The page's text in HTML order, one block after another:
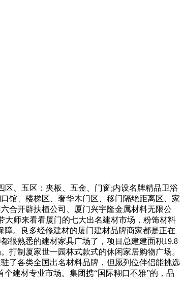
、五区：夹板、五金、门窗;内设名牌精品卫浴
馆、楼梯区、奢华木门区、移门隔绝距离区、家
合开辟扶植公司、厦门兴宇隆金属材料无限公
师来看看厦门的七大出名建材市场，粉饰材料
。良多经修建材的厦门建材品牌商家都是正在
很熟悉的建材家具广场了，项目总建建面积19.8
打制厦家世一园林式款式的休闲家居购物广场。
了各类全国出名材料品牌，但愿列位伴侣能挑选
建材专业市场。集团携“国际糊口不雅”的，品